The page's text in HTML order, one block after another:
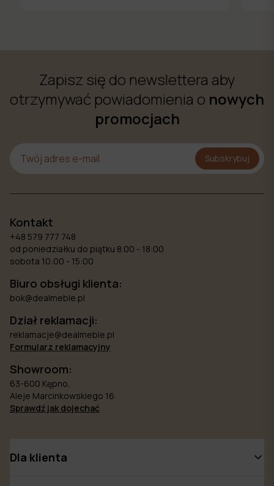
Zapisz się do newslettera aby
otrzymywać powiadomienia o nowych
promocjach
Subskrybuj
Kontakt
+48 579 777 748
od poniedziałku do piątku 8.00 - 18:00
sobota 10:00 - 15:00
Biuro obsługi klienta:
bok@dealmeble.pl
Dział reklamacji:
reklamacje@dealmeble.pl
Formularz reklamacyjny
Showroom:
63-600 Kępno,
Aleje Marcinkowskiego 16
Sprawdź jak dojechać
Dla klienta